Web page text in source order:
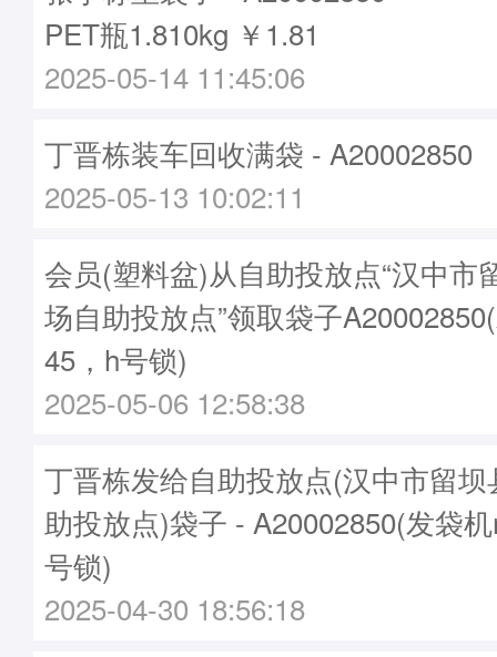
PET瓶1.810kg ￥1.81
2025-05-14 11:45:06
丁晋栋装车回收满袋 - A20002850
2025-05-13 10:02:11
会员(塑料盆)从自助投放点“汉中市
场自助投放点”领取袋子
45，h号锁)
2025-05-06 12:58:38
丁晋栋发给自助投放点(汉中市留
助投放点)袋子 - A20002850(发袋
号锁)
2025-04-30 18:56:18